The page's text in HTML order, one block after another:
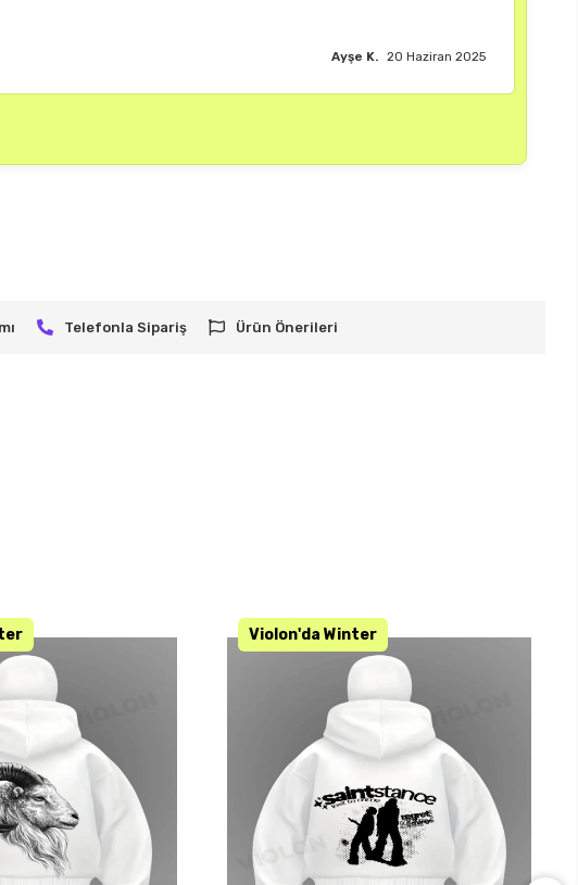
Burak M. 18 Haziran 2025
Telefonla Sipariş Ürün Önerileri
KARGO BEDAVA